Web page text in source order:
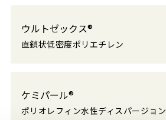
ウルトゼックス®
直鎖状低密度ポリエチレン
ケミパール®
ポリオレフィン水性ディスパージョン